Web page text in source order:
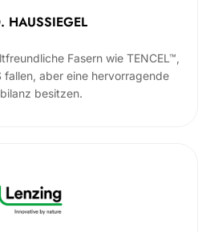
HAUSSIEGEL
Fasern wie TENCEL™,
fallen, aber eine hervorragende
besitzen.